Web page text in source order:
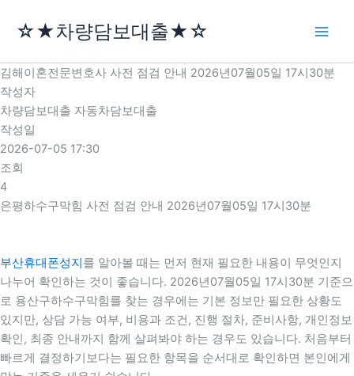
로
건
너
뛰
기
☆★차량담보대출★☆
김해이혼전문변호사 사전 점검 안내 2026년07월05일 17시30분
작성자
차량담보대출 자동차담보대출
작성일
2026-07-05 17:30
조회
4
은평하수구막힘 사전 점검 안내 2026년07월05일 17시30분
부산휴대폰성지를 알아볼 때는 먼저 현재 필요한 내용이 무엇인지
나누어 확인하는 것이 좋습니다. 2026년07월05일 17시30분 기준으
로 용산구하수구막힘를 찾는 경우에는 기본 정보만 필요한 상황도
있지만, 상담 가능 여부, 비용과 조건, 진행 절차, 준비사항, 개인정보
확인, 최종 안내까지 함께 살펴봐야 하는 경우도 있습니다. 처음부터
빠르게 결정하기보다는 필요한 항목을 순서대로 확인하면 본인에게